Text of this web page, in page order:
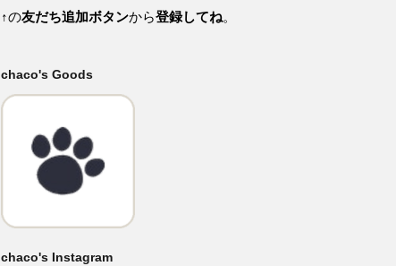
↑の友だち追加ボタンから登録してね。
chaco's Goods
chaco's Instagram